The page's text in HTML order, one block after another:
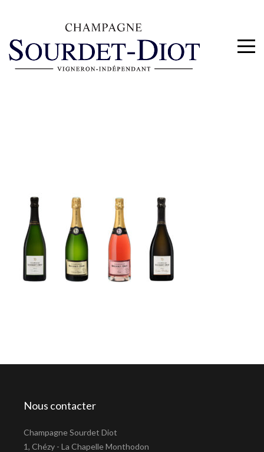
Nous contacter
Champagne Sourdet Diot
1, Chézy - La Chapelle Monthodon